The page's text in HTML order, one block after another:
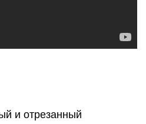
и отрезанный